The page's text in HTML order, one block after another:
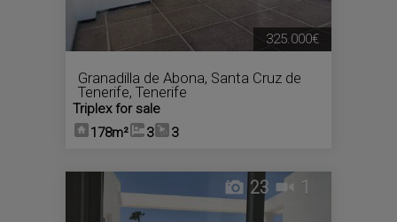
Granadilla de Abona, Santa Cruz de
Tenerife, Tenerife
Triplex for sale
178m²
3 3
325.000€
23 1